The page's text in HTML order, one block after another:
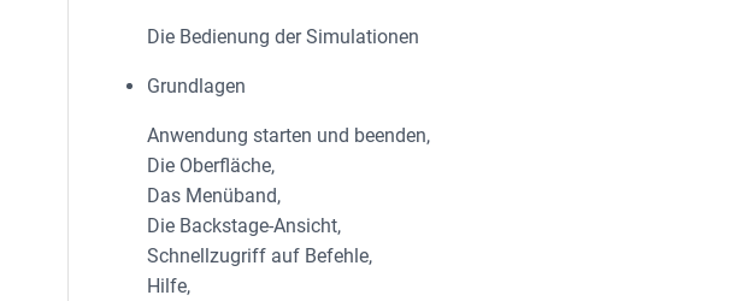
Die Bedienung der Simulationen
Grundlagen
Anwendung starten und beenden,
Die Oberfläche,
Das Menüband,
Die Backstage-Ansicht,
Schnellzugriff auf Befehle,
Hilfe,